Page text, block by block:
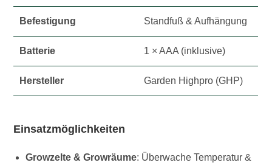
Befestigung Standfuß & Aufhängung
Batterie 1 × AAA (inklusive)
Hersteller Garden Highpro (GHP)
Einsatzmöglichkeiten
Growzelte & Growräume: Überwache Temperatur &